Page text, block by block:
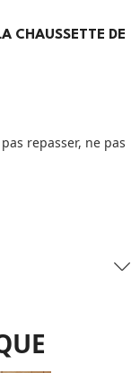
CHAUSSETTE DE
repasser, ne pas